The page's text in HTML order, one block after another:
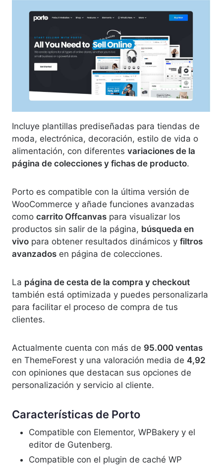
Incluye plantillas prediseñadas para tiendas de
moda, electrónica, decoración, estilo de vida o
alimentación, con diferentes variaciones de la
página de colecciones y fichas de producto.
Porto es compatible con la última versión de
WooCommerce y añade funciones avanzadas
como carrito Offcanvas para visualizar los
productos sin salir de la página, búsqueda en
vivo para obtener resultados dinámicos y filtros
avanzados en página de colecciones.
La página de cesta de la compra y checkout
también está optimizada y puedes personalizarla
para facilitar el proceso de compra de tus
clientes.
Actualmente cuenta con más de 95.000 ventas
en ThemeForest y una valoración media de 4,92
con opiniones que destacan sus opciones de
personalización y servicio al cliente.
Características de Porto
Compatible con Elementor, WPBakery y el
editor de Gutenberg.
Compatible con el plugin de caché WP